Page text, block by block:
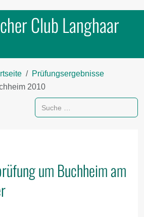
Club Langhaar
Prüfungsergebnisse
2010
Suchen
um Buchheim am